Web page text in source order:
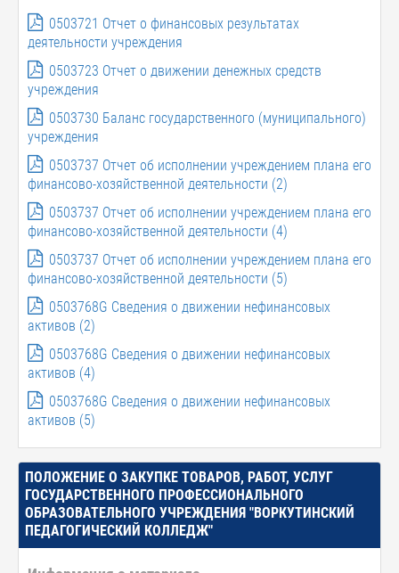
0503721 Отчет о финансовых результатах
деятельности учреждения
0503723 Отчет о движении денежных средств
учреждения
0503730 Баланс государственного (муниципального)
учреждения
0503737 Отчет об исполнении учреждением плана его
финансово-хозяйственной деятельности (2)
0503737 Отчет об исполнении учреждением плана его
финансово-хозяйственной деятельности (4)
0503737 Отчет об исполнении учреждением плана его
финансово-хозяйственной деятельности (5)
0503768G Сведения о движении нефинансовых
активов (2)
0503768G Сведения о движении нефинансовых
активов (4)
0503768G Сведения о движении нефинансовых
активов (5)
ПОЛОЖЕНИЕ О ЗАКУПКЕ ТОВАРОВ, РАБОТ, УСЛУГ
ГОСУДАРСТВЕННОГО ПРОФЕССИОНАЛЬНОГО
ОБРАЗОВАТЕЛЬНОГО УЧРЕЖДЕНИЯ "ВОРКУТИНСКИЙ
ПЕДАГОГИЧЕСКИЙ КОЛЛЕДЖ"